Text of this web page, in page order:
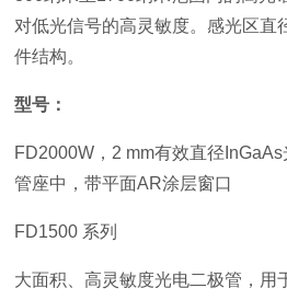
对低光信号的高灵敏度。感光区直
件结构。
型号：
FD2000W，2 mm有效直径
管座中，带平面AR涂层窗口
FD1500 系列
大面积、高灵敏度光电二极管，用